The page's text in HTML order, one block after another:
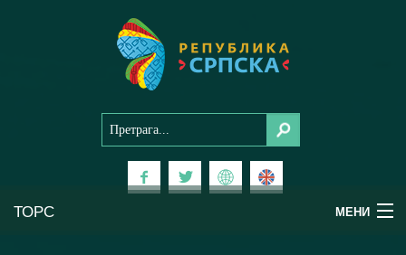
ТОРС МЕНИ